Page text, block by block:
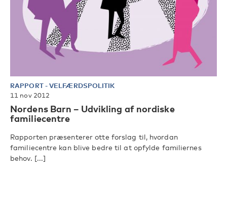
RAPPORT-VELFÆRDSPOLITIK
11 nov 2012
Nordens Barn – Udvikling af nordiske
familiecentre
Rapporten præsenterer otte forslag til, hvordan
familiecentre kan blive bedre til at opfylde familiernes
behov. [...]